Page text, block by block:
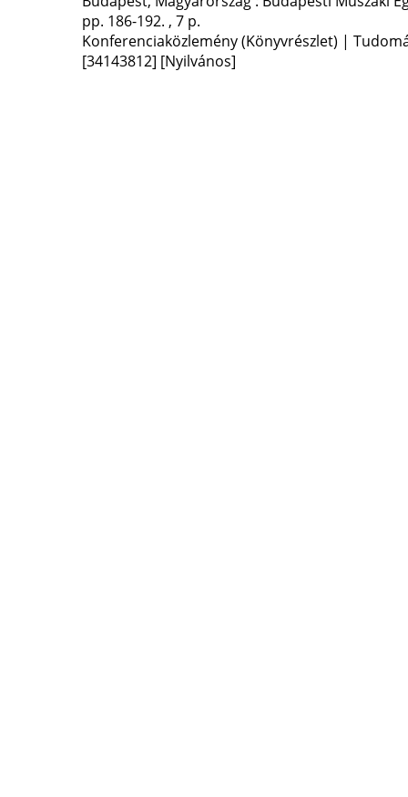
pp. 186-192. , 7 p.
Konferenciaközlemény (Könyvrészlet) |
[34143812] [Nyilvános]